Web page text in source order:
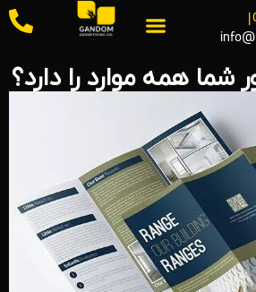
شما همه موارد را دارد؟